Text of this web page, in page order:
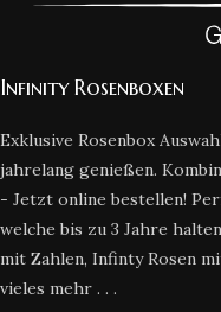
Infinity Rosenboxen
Exklusive Rosenbox
jahrelang genießen.
- Jetzt online bestellen!
welche bis zu 3 Jahre
mit Zahlen, Infinty Rosen
vieles mehr . . .